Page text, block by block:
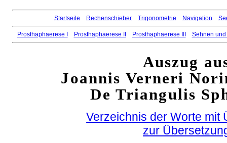
Startseite Rechenschieber Trigonometrie Navigation
Prosthaphaerese I Prosthaphaerese II Prosthaphaerese III Sehnen
Auszug
Joannis Verneri
De Triangulis
Verzeichnis der Worte mit
zur